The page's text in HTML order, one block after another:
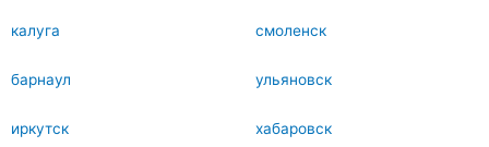
калуга смоленск
барнаул ульяновск
иркутск хабаровск